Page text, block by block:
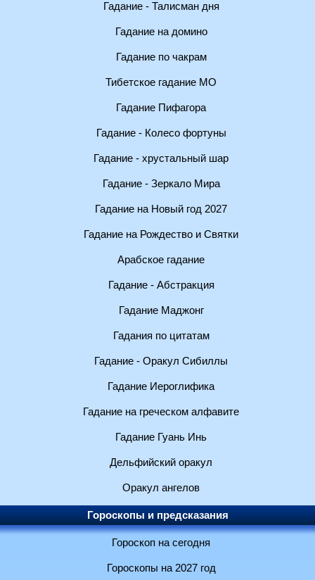
Гадание - Талисман дня
Гадание на домино
Гадание по чакрам
Тибетское гадание МО
Гадание Пифагора
Гадание - Колесо фортуны
Гадание - хрустальный шар
Гадание - Зеркало Мира
Гадание на Новый год 2027
Гадание на Рождество и Святки
Арабское гадание
Гадание - Абстракция
Гадание Маджонг
Гадания по цитатам
Гадание - Оракул Сибиллы
Гадание Иероглифика
Гадание на греческом алфавите
Гадание Гуань Инь
Дельфийский оракул
Оракул ангелов
Гороскопы и предсказания
Гороскоп на сегодня
Гороскопы на 2027 год